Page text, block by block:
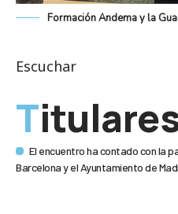
Formación Andema y la
Escuchar
El encuentro ha contado con la
Barcelona y el Ayuntamiento de